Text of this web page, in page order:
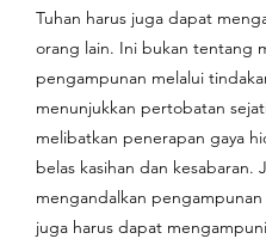
Tuhan harus juga dapat
orang lain. Ini bukan tentang
pengampunan melalui
menunjukkan pertobatan
melibatkan penerapan gaya
belas kasihan dan kesabaran.
mengandalkan pengampunan
juga harus dapat